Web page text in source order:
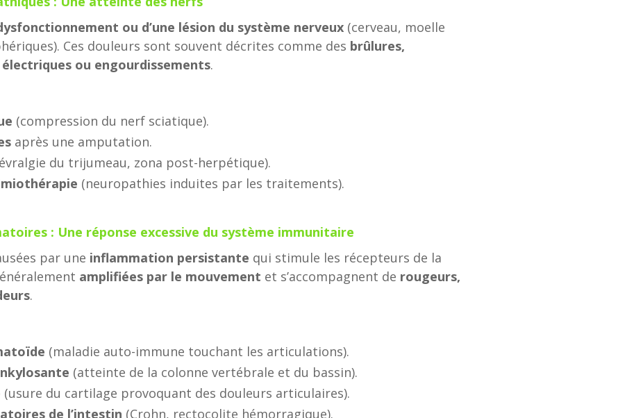
ou d’une lésion du système nerveux(cerveau, moelle
Ces douleurs sont souvent décrites comme des brûlures,
ou engourdissements.
(compression du nerf sciatique).
après une amputation.
du trijumeau, zona post-herpétique).
(neuropathies induites par les traitements).
: Une réponse excessive du système immunitaire
par une inflammation persistante qui stimule les récepteurs de la
amplifiées par le mouvement et s’accompagnent de rougeurs,
.
(maladie auto-immune touchant les articulations).
(atteinte de la colonne vertébrale et du bassin).
(usure du cartilage provoquant des douleurs articulaires).
de l’intestin (Crohn, rectocolite hémorragique).